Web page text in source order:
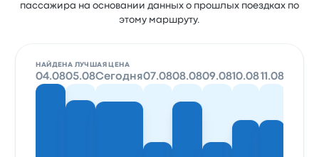
пассажира на основании данных о прошлых поездках по
этому маршруту.
НАЙДЕНА ЛУЧШАЯ ЦЕНА
04.0805.08Сегодня07.0808.0809.0810.0811.08